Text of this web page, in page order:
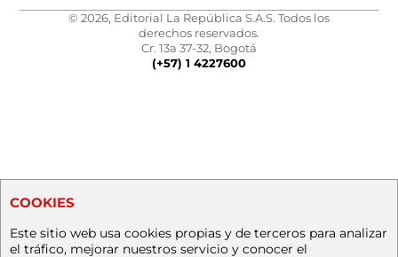
© 2026, Editorial La República S.A.S. Todos los
derechos reservados.
Cr. 13a 37-32, Bogotá
(+57) 1 4227600
COOKIES
Este sitio web usa cookies propias y de terceros para analizar
el tráfico, mejorar nuestros servicio y conocer el